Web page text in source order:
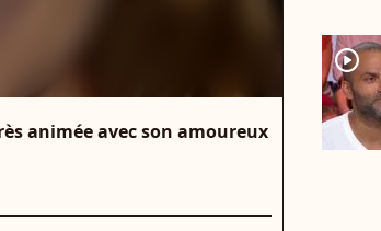
animée avec son amoureux
player2